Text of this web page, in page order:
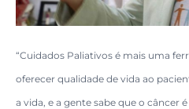
“Cuidados Paliativos é mais uma
oferecer qualidade de vida ao
a vida, e a gente sabe que o câncer